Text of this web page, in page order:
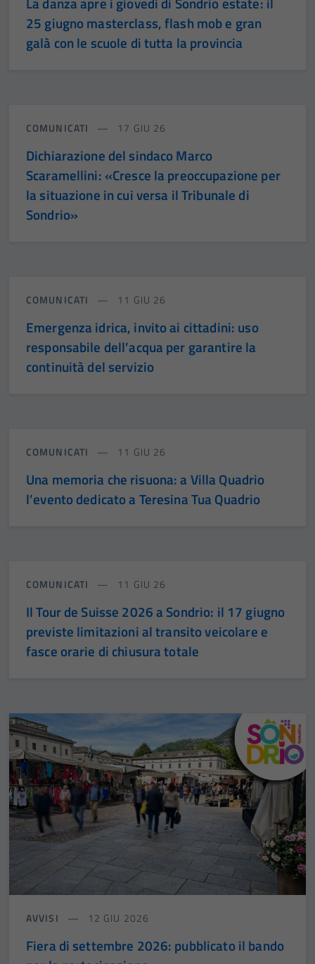
25 giugno masterclass, flash mob e gran
galà con le scuole di tutta la provincia
COMUNICATI 17 GIU 26
Dichiarazione del sindaco Marco
Scaramellini: «Cresce la preoccupazione per
la situazione in cui versa il Tribunale di
Sondrio»
COMUNICATI 11 GIU 26
Emergenza idrica, invito ai cittadini: uso
responsabile dell’acqua per garantire la
continuità del servizio
COMUNICATI 11 GIU 26
Una memoria che risuona: a Villa Quadrio
l’evento dedicato a Teresina Tua Quadrio
COMUNICATI 11 GIU 26
Il Tour de Suisse 2026 a Sondrio: il 17 giugno
previste limitazioni al transito veicolare e
fasce orarie di chiusura totale
AVVISI 12 GIU 2026
Fiera di settembre 2026: pubblicato il bando